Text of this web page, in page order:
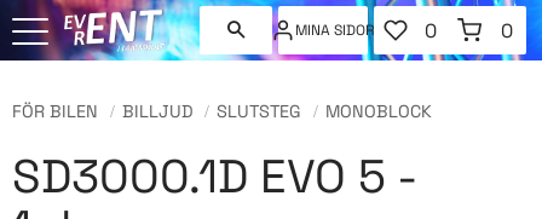
MINA SIDOR
FAVORITER
ANTAL
0
KUNDVAGN
0
FÖR BILEN BILLJUD SLUTSTEG MONOBLOCK
SD3000.1D EVO 5 -